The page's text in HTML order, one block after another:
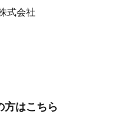
式会社
方はこちら